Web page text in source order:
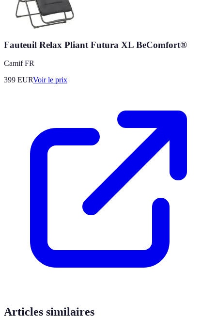
Fauteuil Relax Pliant Futura XL BeComfort®
Camif FR
399 EURVoir le prix
Articles similaires